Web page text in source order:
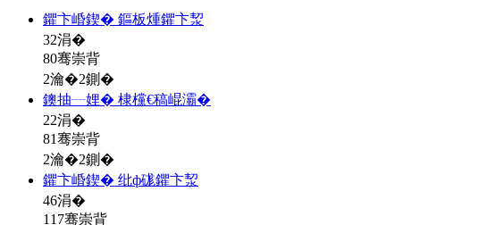
鑺卞崏鍥� 鏂板煄鑺卞洯
32涓�
80骞崇背
2瀹�2鍘�
鐭抽┈娌� 棣欓€稿崐灞�
22涓�
81骞崇背
2瀹�2鍘�
鑺卞崏鍥� 纰ф硥鑺卞洯
46涓�
117骞崇背